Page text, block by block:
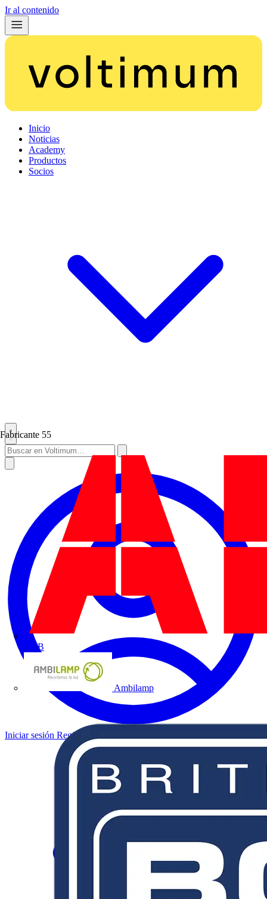
Ir al contenido
Inicio
Noticias
Academy
Productos
Socios
Fabricante 55
ABB
Ambilamp
Iniciar sesión Registrarse